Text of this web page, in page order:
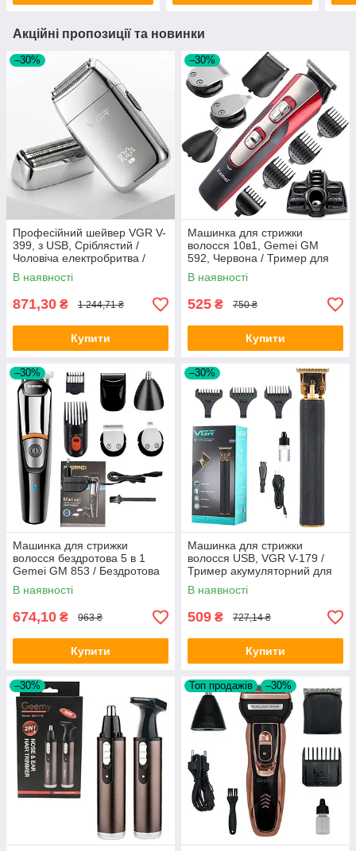
Акційні пропозиції та новинки
–30%
Професійний шейвер VGR V-
399, з USB, Сріблястий /
Чоловіча електробритва /
Портативна акумуляторна
бритва
В наявності
871,30 ₴ 1 244,71 ₴
Купити
–30%
Машинка для стрижки
волосся 10в1, Gemei GM
592, Червона / Тример для
стрижки вусів, бороди /
Електробритва
В наявності
525 ₴ 750 ₴
Купити
–30%
Машинка для стрижки
волосся бездротова 5 в 1
Gemei GM 853 / Бездротова
машинка для волосся
В наявності
674,10 ₴ 963 ₴
Купити
–30%
Машинка для стрижки
волосся USB, VGR V-179 /
Тример акумуляторний для
стрижки бороди
В наявності
509 ₴ 727,14 ₴
Купити
–30% Топ продажів –30%